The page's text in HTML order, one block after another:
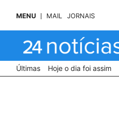
MENU MAIL JORNAIS
Últimas Hoje o dia foi assim